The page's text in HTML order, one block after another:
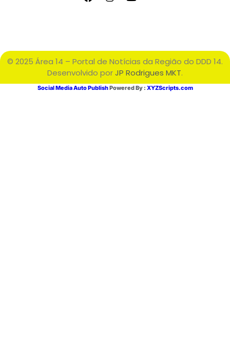
© 2025 Área 14 – Portal de Notícias da Região do DDD 14.
Desenvolvido porJP Rodrigues MKT.
Social Media Auto PublishPowered By : XYZScripts.com